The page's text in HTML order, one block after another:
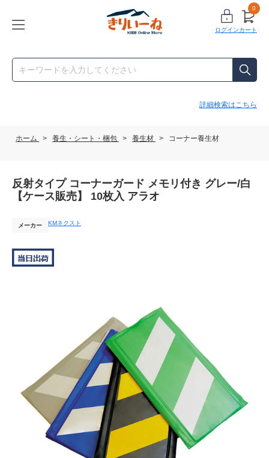
ログイン
0
カート
詳細検索はこちら
ホーム > 養生・シート・梱包 > 養生材 > コーナー養生材
反射タイプ コーナーガード メモリ付き グレー/白
【ケース販売】 10枚入 アラオ
メーカー KMネクスト